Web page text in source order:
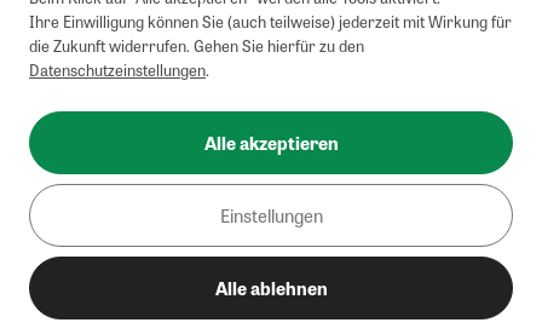
Ihre Einwilligung können Sie (auch teilweise) jederzeit mit Wirkung für
die Zukunft widerrufen. Gehen Sie hierfür zu den
Datenschutzeinstellungen.
Alle akzeptieren
Einstellungen
Alle ablehnen